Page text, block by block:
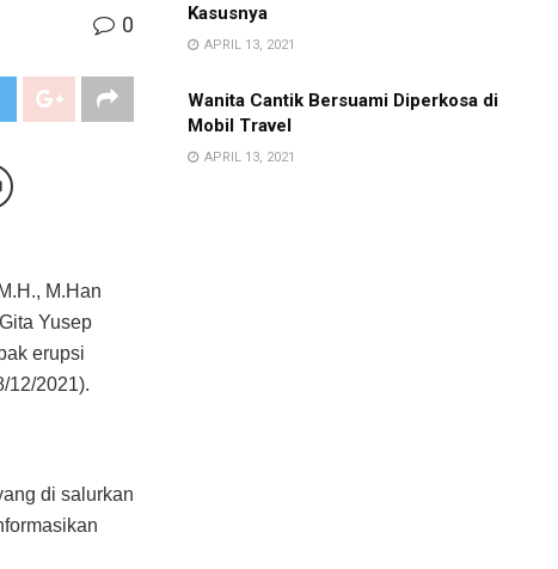
0
M.Han
Yusep
erupsi
12/2021).
di salurkan
Kasusnya
APRIL 13, 2021
Wanita Cantik Bersuami Diperkosa di
Mobil Travel
APRIL 13, 2021